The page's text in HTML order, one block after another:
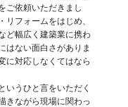
ご依頼いただきまし
リフォームをはじめ、
ど幅広く建築業に携わ
はない面白さがありま
に対応しなくてはなら
いうひと言をいただく
きながら現場に関わっ